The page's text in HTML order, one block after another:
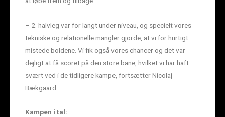
– 2. halvleg var for langt under niveau, og specielt vores
tekniske og relationelle mangler gjorde, at vi for hurtigt
mistede boldene. Vi fik også vores chancer og det var
dejligt at få scoret på den store bane, hvilket vi har haft
svært ved i de tidligere kampe, fortsætter Nicolaj
Bækgaard.
Kampen i tal: